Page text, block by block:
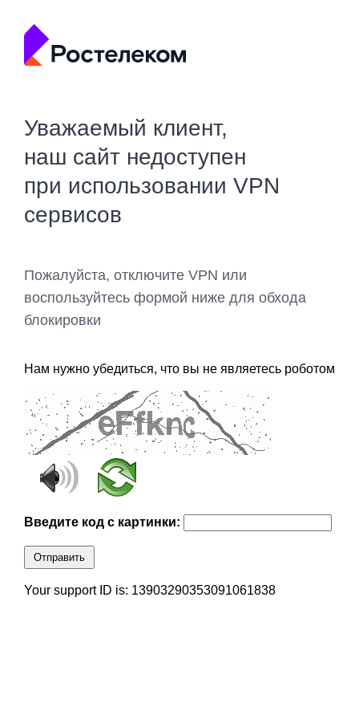
Уважаемый клиент,
наш сайт недоступен
при использовании VPN
сервисов
Пожалуйста, отключите VPN или
воспользуйтесь формой ниже для обхода
блокировки
Нам нужно убедиться, что вы не являетесь роботом
Введите код с картинки:
Отправить
Your support ID is: 13903290353091061838